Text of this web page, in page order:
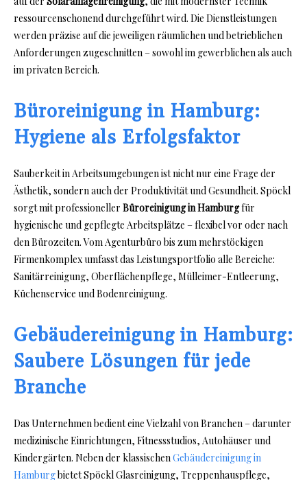
ressourcenschonend durchgeführt wird. Die Dienstleistungen
werden präzise auf die jeweiligen räumlichen und betrieblichen
Anforderungen zugeschnitten – sowohl im gewerblichen als auch
im privaten Bereich.
Büroreinigung in Hamburg:
Hygiene als Erfolgsfaktor
Sauberkeit in Arbeitsumgebungen ist nicht nur eine Frage der
Ästhetik, sondern auch der Produktivität und Gesundheit. Spöckl
sorgt mit professioneller Büroreinigung in Hamburgfür
hygienische und gepflegte Arbeitsplätze – flexibel vor oder nach
den Bürozeiten. Vom Agenturbüro bis zum mehrstöckigen
Firmenkomplex umfasst das Leistungsportfolio alle Bereiche:
Sanitärreinigung, Oberflächenpflege, Mülleimer-Entleerung,
Küchenservice und Bodenreinigung.
Gebäudereinigung in Hamburg:
Saubere Lösungen für jede
Branche
Das Unternehmen bedient eine Vielzahl von Branchen – darunter
medizinische Einrichtungen, Fitnessstudios, Autohäuser und
Kindergärten. Neben der klassischenGebäudereinigung in
Hamburgbietet Spöckl Glasreinigung, Treppenhauspflege,